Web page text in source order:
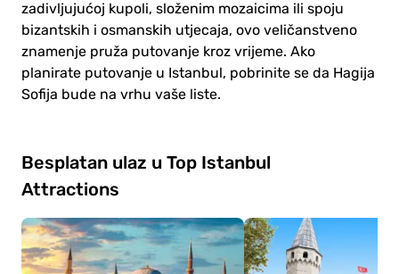
zadivljujućoj kupoli, složenim mozaicima ili spoju
bizantskih i osmanskih utjecaja, ovo veličanstveno
znamenje pruža putovanje kroz vrijeme. Ako
planirate putovanje u Istanbul, pobrinite se da Hagija
Sofija bude na vrhu vaše liste.
Besplatan ulaz u Top Istanbul
Attractions